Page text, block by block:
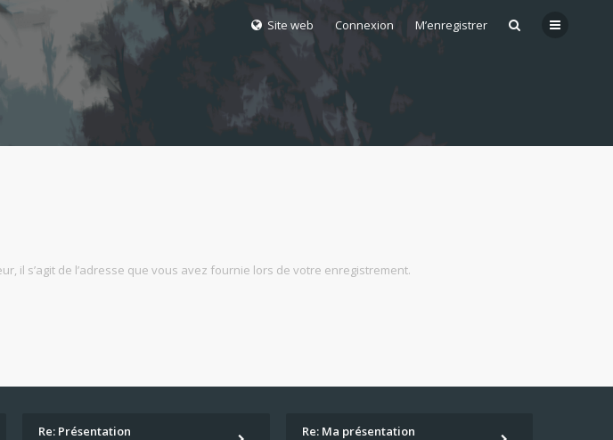
Site web Connexion M’enregistrer
il s’agit de l’adresse que vous avez fournie lors de votre enregistrement.
Re: Présentation
Re: Ma présentation